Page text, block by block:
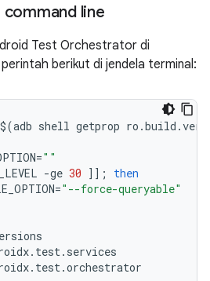
line
Test Orchestrator di
berikut di jendela terminal:
$(adb shell getprop ro .build .
=""
-ge 30 ]];
then
="--force-queryable"
. test. services
. test.orchestrator